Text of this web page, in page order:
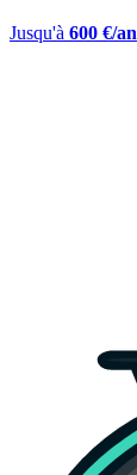
Jusqu'à 600 €/an